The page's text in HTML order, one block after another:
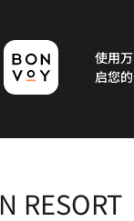
使用
启您
RESORT